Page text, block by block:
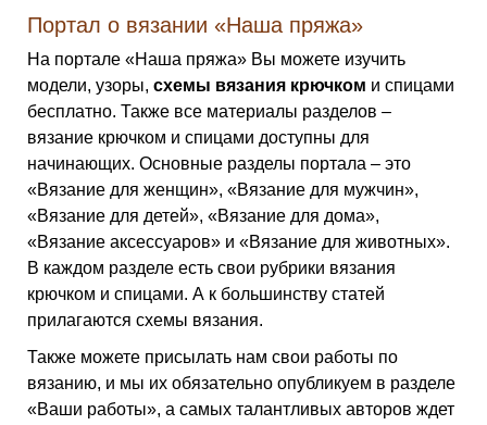
Портал о вязании «Наша пряжа»
На портале «Наша пряжа» Вы можете изучить
модели, узоры, схемы вязания крючком и спицами
бесплатно. Также все материалы разделов –
вязание крючком и спицами доступны для
начинающих. Основные разделы портала – это
«Вязание для женщин», «Вязание для мужчин»,
«Вязание для детей», «Вязание для дома»,
«Вязание аксессуаров» и «Вязание для животных».
В каждом разделе есть свои рубрики вязания
крючком и спицами. А к большинству статей
прилагаются схемы вязания.
Также можете присылать нам свои работы по
вязанию, и мы их обязательно опубликуем в разделе
«Ваши работы», а самых талантливых авторов ждет